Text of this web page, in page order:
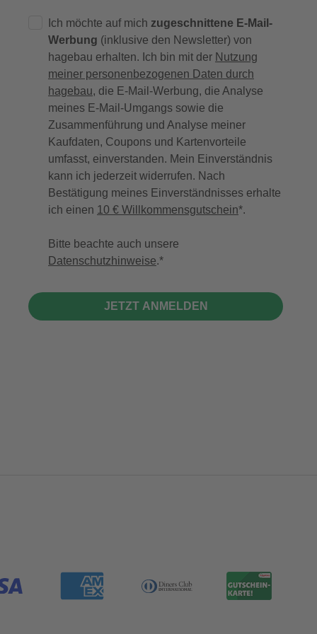
Ich möchte auf mich zugeschnittene E-Mail-
Werbung (inklusive den Newsletter) von
hagebau erhalten. Ich bin mit der Nutzung
meiner personenbezogenen Daten durch
hagebau, die E-Mail-Werbung, die Analyse
meines E-Mail-Umgangs sowie die
Zusammenführung und Analyse meiner
Kaufdaten, Coupons und Kartenvorteile
umfasst, einverstanden. Mein Einverständnis
kann ich jederzeit widerrufen. Nach
Bestätigung meines Einverständnisses erhalte
ich einen 10 € Willkommensgutschein*.
Bitte beachte auch unsere
Datenschutzhinweise.
JETZT ANMELDEN